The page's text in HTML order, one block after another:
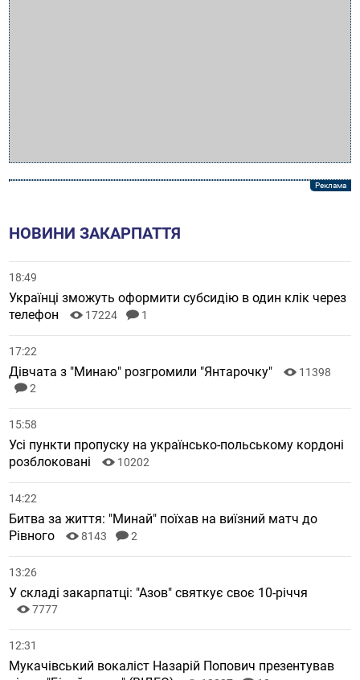
НОВИНИ ЗАКАРПАТТЯ
18:49
Українці зможуть оформити субсидію в один клік через
телефон
17224 1
17:22
Дівчата з "Минаю" розгромили "Янтарочку"
11398
2
15:58
Усі пункти пропуску на українсько-польському кордоні
розблоковані
10202
14:22
Битва за життя: "Минай" поїхав на виїзний матч до
Рівного
8143 2
13:26
У складі закарпатці: "Азов" святкує своє 10-річчя
7777
12:31
Мукачівський вокаліст Назарій Попович презентував